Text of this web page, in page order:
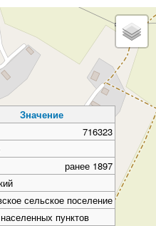
Значение
716323
ранее 1897
сельское поселение
пунктов